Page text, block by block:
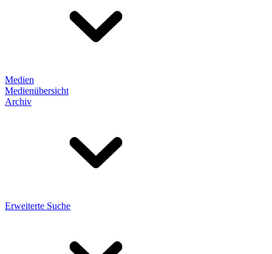
Medien
Medienübersicht
Archiv
Erweiterte Suche